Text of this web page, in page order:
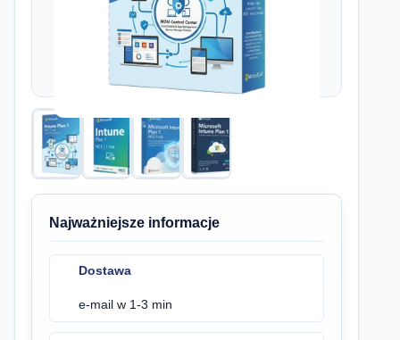
Najważniejsze informacje
Dostawa
e-mail w 1-3 min